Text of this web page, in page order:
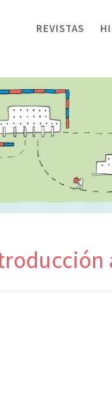
REVISTAS